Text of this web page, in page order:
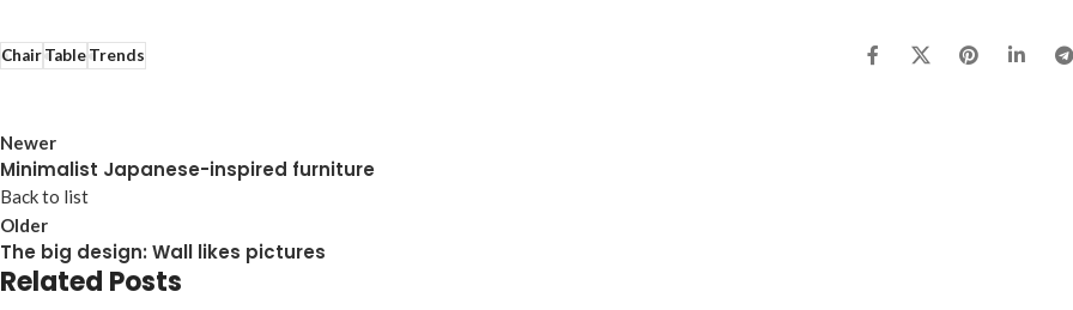
ChairTableTrends
Newer
Minimalist Japanese-inspired furniture
Back to list
Older
The big design: Wall likes pictures
Related Posts